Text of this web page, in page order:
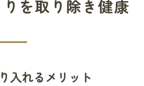
を取り除き健康
入れるメリット